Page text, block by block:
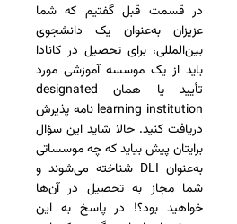
در قسمت قبل گفتیم که شما
عزیزان به‌عنوان یک دانشجوی
بین‌المللی، برای تحصیل در کانادا
باید از یک موسسه آموزشی مورد
تأیید یا همان designated
learning institution نامه پذیرش
دریافت کنید. حالا شاید این سؤال
برایتان پیش بیاید که چه موسساتی
به‌عنوان DLI شناخته می‌شوند و
شما مجاز به تحصیل در آن‌ها
خواهید بود؟! در پاسخ به این